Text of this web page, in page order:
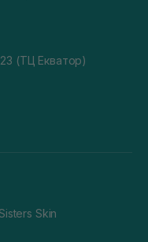
23 (ТЦ Екватор)
Skin